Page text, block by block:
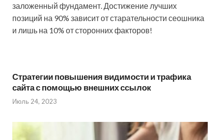
заложенный фундамент. Достижение лучших
позиций на 90% зависит от старательности сеошника
и лишь на 10% от сторонних факторов!
Стратегии повышения видимости и трафика
сайта с помощью внешних ссылок
Июль 24, 2023